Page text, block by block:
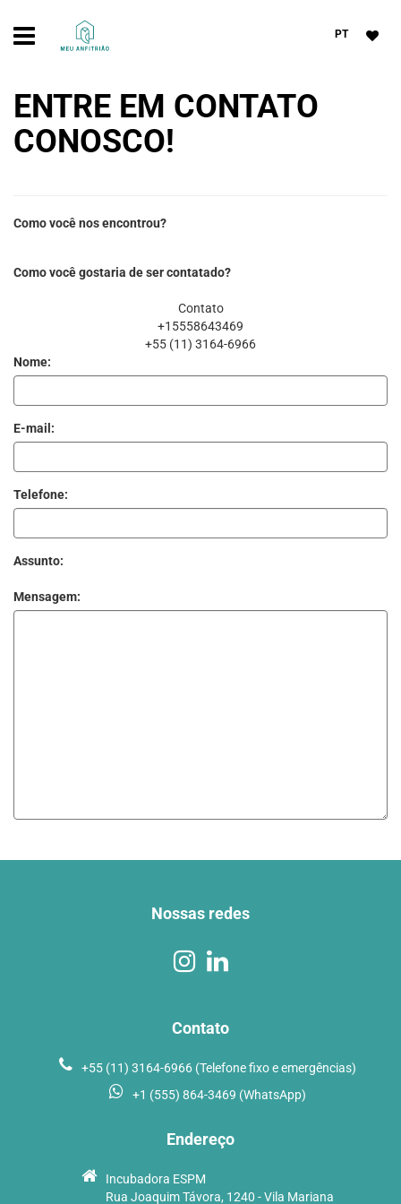
PT
ENTRE EM CONTATO
CONOSCO!
Como você nos encontrou?
Como você gostaria de ser contatado?
Contato
+15558643469
+55 (11) 3164-6966
Nome:
E-mail:
Telefone:
Assunto:
Mensagem:
Nossas redes
Contato
+55 (11) 3164-6966 (Telefone fixo e emergências)
+1 (555) 864-3469 (WhatsApp)
Endereço
Incubadora ESPM
Rua Joaquim Távora, 1240 - Vila Mariana